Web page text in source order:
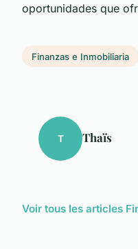
oportunidades que
Finanzas e Inmobiliaria
T Thaïs
Voir tous les articles